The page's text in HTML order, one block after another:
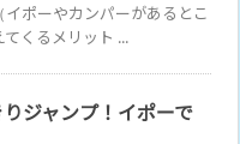
ポーやカンパーがあるとこ
くるメリット ...
ジャンプ！イポーで